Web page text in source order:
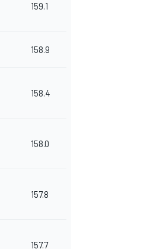
159.1
158.9
158.4
158.0
157.8
157.7